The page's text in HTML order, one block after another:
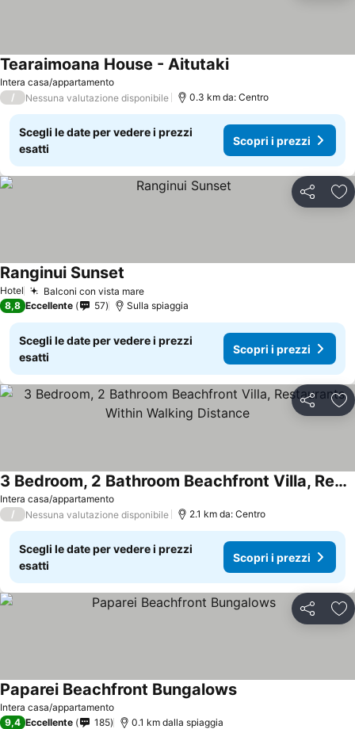
Intera casa/appartamento
Tearaimoana House - Aitutaki
/ Nessuna valutazione disponibile 0.3 km da: Centro
Scegli le date per vedere i prezzi
esatti
Scopri i prezzi
Condividi
Hotel Balconi con vista mare
Ranginui Sunset
8,8 Eccellente 57 Sulla spiaggia
Scegli le date per vedere i prezzi
esatti
Scopri i prezzi
Condividi
Intera casa/appartamento
3 Bedroom, 2 Bathroom Beachfront Villa, Restaurants Within Walking Distance
/ Nessuna valutazione disponibile 2.1 km da: Centro
Scegli le date per vedere i prezzi
esatti
Scopri i prezzi
Condividi
Intera casa/appartamento
Paparei Beachfront Bungalows
9,4 Eccellente 185 0.1 km dalla spiaggia